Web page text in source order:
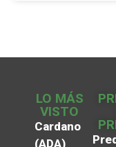
LO MÁS
VISTO
Cardano
(ADA)